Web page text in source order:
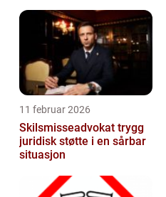
11 februar 2026
Skilsmisseadvokat trygg
juridisk støtte i en sårbar
situasjon